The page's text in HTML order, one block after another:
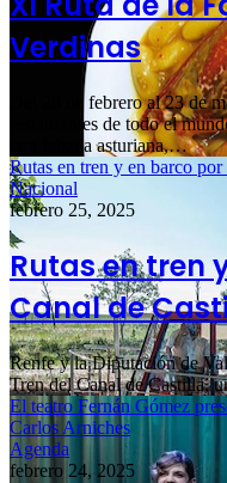
Verdinas
Del 28 de febrero al 23 de
restaurantes de todo el
con fabada asturiana,…
Rutas en tren y en barco
Nacional
febrero 25, 2025
Rutas en tren
Canal de
Renfe y la Diputación de
Tren del Canal de Castilla,
El teatro Fernán Gómez
Carlos Arniches
Agenda
febrero 24, 2025